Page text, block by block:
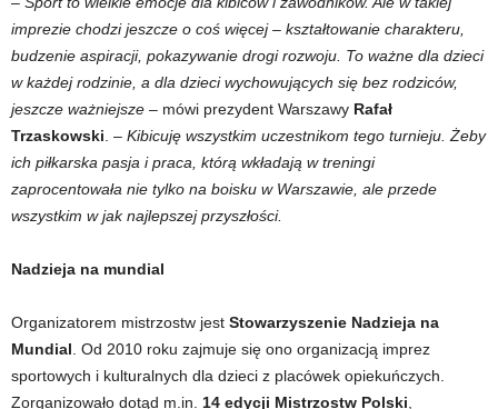
imprezie chodzi jeszcze o coś więcej – kształtowanie charakteru,
budzenie aspiracji, pokazywanie drogi rozwoju. To ważne dla dzieci
w każdej rodzinie, a dla dzieci wychowujących się bez rodziców,
jeszcze ważniejsze – mówi prezydent Warszawy Rafał
Trzaskowski. – Kibicuję wszystkim uczestnikom tego turnieju. Żeby
ich piłkarska pasja i praca, którą wkładają w treningi
zaprocentowała nie tylko na boisku w Warszawie, ale przede
wszystkim w jak najlepszej przyszłości.
Nadzieja na mundial
Organizatorem mistrzostw jest Stowarzyszenie Nadzieja na
Mundial. Od 2010 roku zajmuje się ono organizacją imprez
sportowych i kulturalnych dla dzieci z placówek opiekuńczych.
Zorganizowało dotąd m.in. 14 edycji Mistrzostw Polski,